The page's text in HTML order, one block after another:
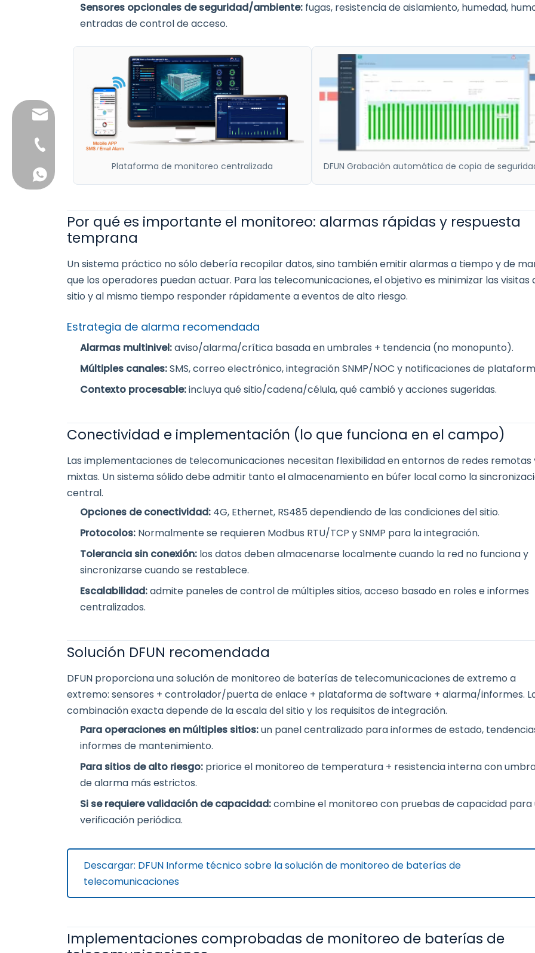
Sensores opcionales de seguridad/ambiente: fugas, resistencia de aislamiento, humedad,
entradas de control de acceso.
Plataforma de monitoreo centralizada DFUN Grabación automática de copia de
Por qué es importante el monitoreo: alarmas rápidas y respuesta
temprana
Un sistema práctico no sólo debería recopilar datos, sino también emitir alarmas a tiempo y de
que los operadores puedan actuar. Para las telecomunicaciones, el objetivo es minimizar las visitas
sitio y al mismo tiempo responder rápidamente a eventos de alto riesgo.
Estrategia de alarma recomendada
Alarmas multinivel:aviso/alarma/crítica basada en umbrales + tendencia (no monopunto).
Múltiples canales:SMS, correo electrónico, integración SNMP/NOC y notificaciones de
Contexto procesable:incluya qué sitio/cadena/célula, qué cambió y acciones sugeridas.
Conectividad e implementación (lo que funciona en el campo)
Las implementaciones de telecomunicaciones necesitan flexibilidad en entornos de redes remotas
mixtas. Un sistema sólido debe admitir tanto el almacenamiento en búfer local como la
central.
Opciones de conectividad: 4G, Ethernet, RS485 dependiendo de las condiciones del sitio.
Protocolos: Normalmente se requieren Modbus RTU/TCP y SNMP para la integración.
Tolerancia sin conexión: los datos deben almacenarse localmente cuando la red no funciona y
sincronizarse cuando se restablece.
Escalabilidad:admite paneles de control de múltiples sitios, acceso basado en roles e informes
centralizados.
Solución DFUN recomendada
DFUN proporciona una solución de monitoreo de baterías de telecomunicaciones de extremo a
extremo: sensores + controlador/puerta de enlace + plataforma de software + alarma/informes.
combinación exacta depende de la escala del sitio y los requisitos de integración.
Para operaciones en múltiples sitios:un panel centralizado para informes de estado,
informes de mantenimiento.
Para sitios de alto riesgo: priorice el monitoreo de temperatura + resistencia interna con
de alarma más estrictos.
Si se requiere validación de capacidad:combine el monitoreo con pruebas de capacidad para
verificación periódica.
Descargar: DFUN Informe técnico sobre la solución de monitoreo de baterías de
telecomunicaciones
Implementaciones comprobadas de monitoreo de baterías de
info@dfuntech.com
+86-756-6123188